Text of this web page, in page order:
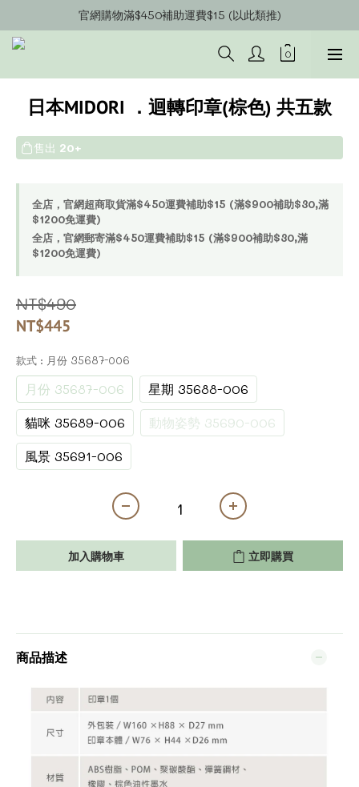
官網會員募集中~立即註冊即可獲得購物金$20!!!
官網購物滿$450補助運費$15 (以此類推)
官網購物超商郵寄滿$1200/宅配到府滿$1600免運費!!
官網會員募集中~立即註冊即可獲得購物金$20!!!
日本MIDORI ．迴轉印章(棕色) 共五款
售出 20+
全店，官網超商取貨滿$450運費補助$15 (滿$900補助$30,滿
$1200免運費)
全店，官網郵寄滿$450運費補助$15 (滿$900補助$30,滿
$1200免運費)
NT$490
NT$445
款式 : 月份 35687-006
月份 35687-006
星期 35688-006
貓咪 35689-006
動物姿勢 35690-006
風景 35691-006
加入購物車 立即購買
商品描述